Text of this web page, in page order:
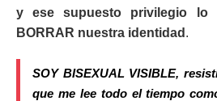
y ese supuesto privilegio lo
BORRAR nuestra identidad .
SOY BISEXUAL VISIBLE,
que me lee todo el tiempo